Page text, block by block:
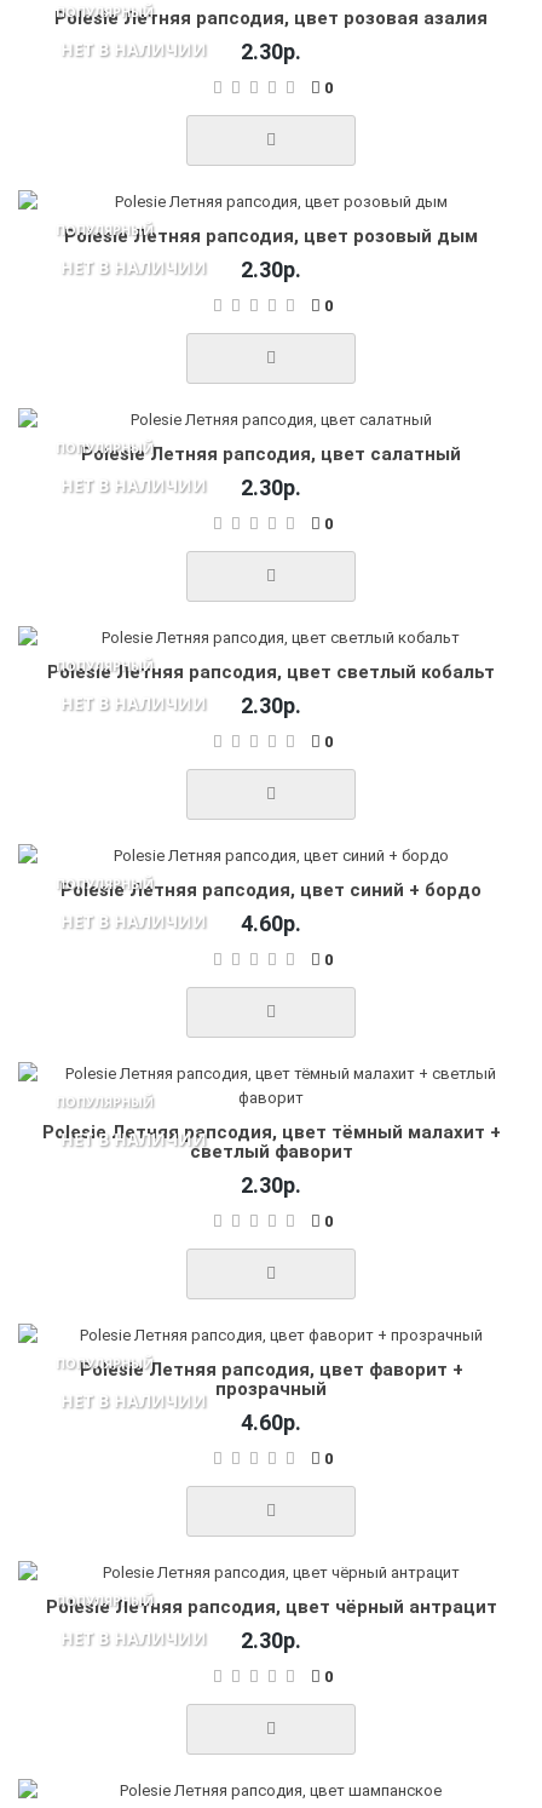
ПОПУЛЯРНЫЙ
НЕТ В НАЛИЧИИ
Polesie Летняя рапсодия, цвет розовая азалия
2.30р.
0
ПОПУЛЯРНЫЙ
НЕТ В НАЛИЧИИ
Polesie Летняя рапсодия, цвет розовый дым
2.30р.
0
ПОПУЛЯРНЫЙ
НЕТ В НАЛИЧИИ
Polesie Летняя рапсодия, цвет салатный
2.30р.
0
ПОПУЛЯРНЫЙ
НЕТ В НАЛИЧИИ
Polesie Летняя рапсодия, цвет светлый кобальт
2.30р.
0
ПОПУЛЯРНЫЙ
НЕТ В НАЛИЧИИ
Polesie Летняя рапсодия, цвет синий + бордо
4.60р.
0
ПОПУЛЯРНЫЙ
НЕТ В НАЛИЧИИ
Polesie Летняя рапсодия, цвет тёмный малахит +
светлый фаворит
2.30р.
0
ПОПУЛЯРНЫЙ
НЕТ В НАЛИЧИИ
Polesie Летняя рапсодия, цвет фаворит +
прозрачный
4.60р.
0
ПОПУЛЯРНЫЙ
НЕТ В НАЛИЧИИ
Polesie Летняя рапсодия, цвет чёрный антрацит
2.30р.
0